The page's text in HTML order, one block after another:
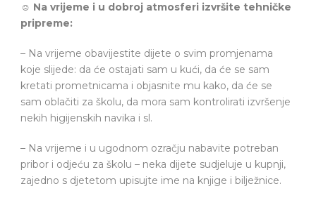
☺ Na vrijeme i u dobroj atmosferi izvršite tehničke
pripreme:
– Na vrijeme obavijestite dijete o svim promjenama
koje slijede: da će ostajati sam u kući, da će se sam
kretati prometnicama i objasnite mu kako, da će se
sam oblačiti za školu, da mora sam kontrolirati izvršenje
nekih higijenskih navika i sl.
– Na vrijeme i u ugodnom ozračju nabavite potreban
pribor i odjeću za školu – neka dijete sudjeluje u kupnji,
zajedno s djetetom upisujte ime na knjige i bilježnice.